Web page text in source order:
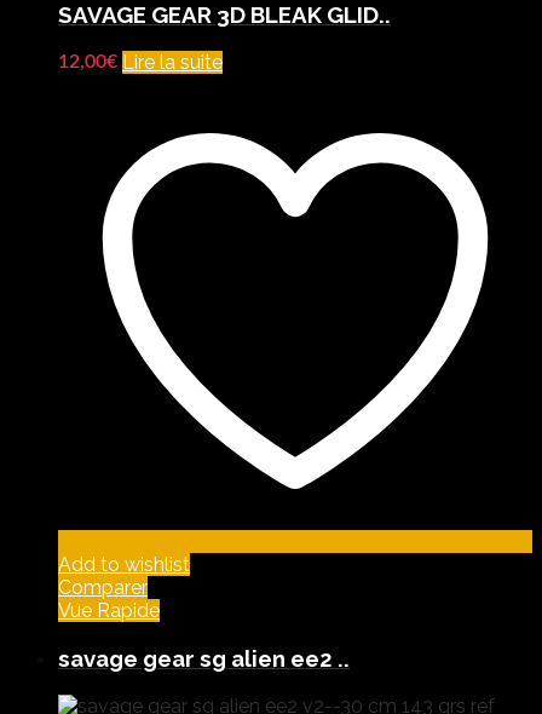
SAVAGE GEAR 3D BLEAK GLID..
12,00€ Lire la suite
Add to wishlist
Comparer
Vue Rapide
savage gear sg alien ee2 ..